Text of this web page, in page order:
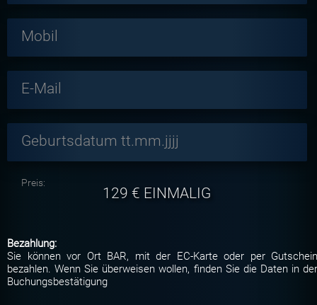
Mobil
E-Mail
Geburtsdatum tt.mm.jjjj
Preis:
129 € EINMALIG
Bezahlung:
Sie können vor Ort BAR, mit der EC-Karte oder per Gutschein
bezahlen. Wenn Sie überweisen wollen, finden Sie die Daten in der
Buchungsbestätigung